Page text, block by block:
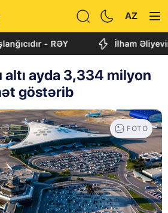
AZ
- RƏY İlham Əliyevin
altı ayda 3,334 milyon
göstərib
FOTO